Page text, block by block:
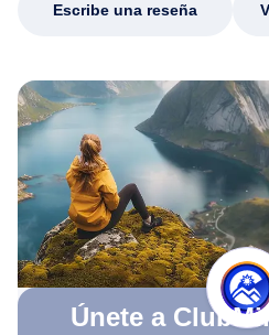
Escribe una reseña
Únete a